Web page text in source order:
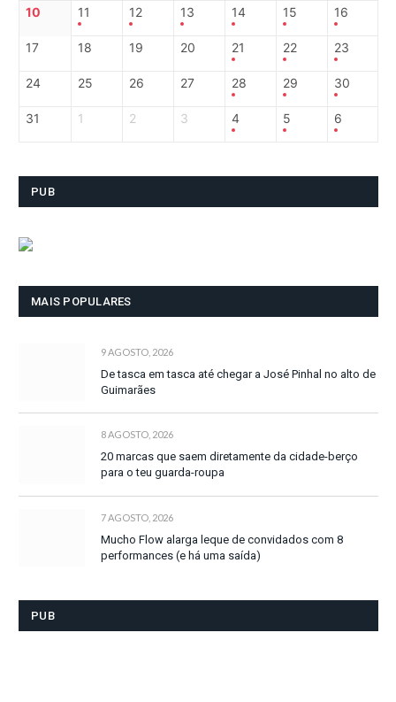
10 11 12 13 14 15 16
17 18 19 20 21 22 23
24 25 26 27 28 29 30
31 1 2 3 4 5 6
PUB
MAIS POPULARES
9 AGOSTO, 2026
De tasca em tasca até chegar a José Pinhal no alto de
Guimarães
8 AGOSTO, 2026
20 marcas que saem diretamente da cidade-berço
para o teu guarda-roupa
7 AGOSTO, 2026
Mucho Flow alarga leque de convidados com 8
performances (e há uma saída)
PUB